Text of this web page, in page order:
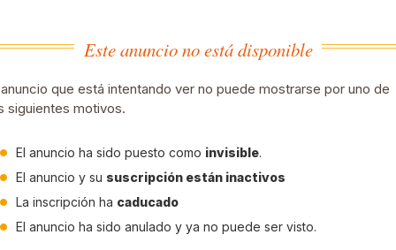
Este anuncio no está disponible
que está intentando ver no puede mostrarse por uno de
siguientes motivos.
El anuncio ha sido puesto como invisible.
El anuncio y su suscripción están inactivos
La inscripción ha caducado
El anuncio ha sido anulado y ya no puede ser visto.